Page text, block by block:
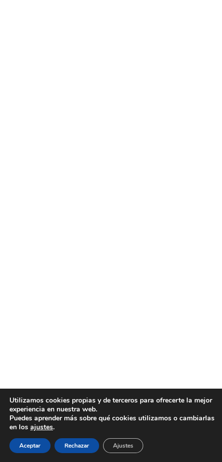
Utilizamos cookies propias y de terceros para ofrecerte la mejor
experiencia en nuestra web.
Puedes aprender más sobre qué cookies utilizamos o cambiarlas
en los ajustes.
Aceptar Rechazar Ajustes